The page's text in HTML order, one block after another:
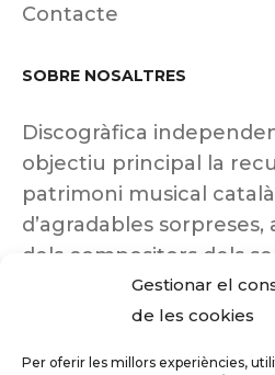
Gestionar el
de les cookies
Per oferir les millors experiències,
Contacte
SOBRE NOSALTRES
Discogràfica
objectiu principal la
patrimoni musical
d’agradables sorpreses,
dels compositors dels
insuficientment